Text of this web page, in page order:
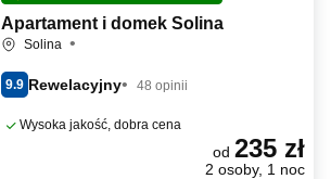
Apartament i domek Solina
Solina
9.9 Rewelacyjny 48 opinii
Wysoka jakość, dobra cena
od 235 zł
2 osoby, 1 noc